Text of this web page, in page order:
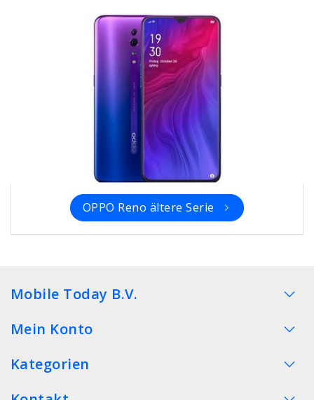
OPPO Reno ältere Serie
Mobile Today B.V.
Mein Konto
Kategorien